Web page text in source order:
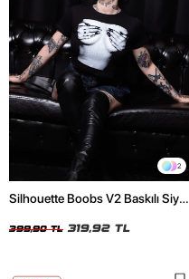
2
Silhouette Boobs V2 Baskılı Siyah
399,90 TL 319,92 TL